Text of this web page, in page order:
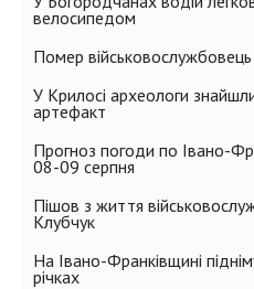
велосипедом
Помер
У Крилосі археологи
артефакт
Прогноз погоди по Івано-
08-09 серпня
Пішов з життя
Клубчук
На Івано-Франківщині
річках